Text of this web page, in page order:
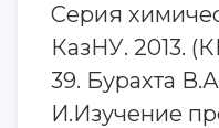
Серия
КазНУ. 2013.
39. Бурахта
И.Изучение